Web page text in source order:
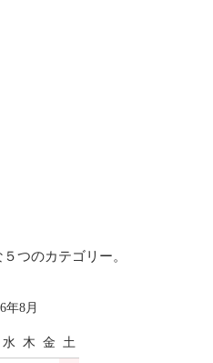
つのカテゴリー。
年8月
水 木 金 土